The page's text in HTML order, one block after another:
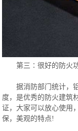
第三∶很好的防火
据消防部门统计，铝
度，是优秀的防火建筑
证，大家可以放心使用
保，美观的特点!